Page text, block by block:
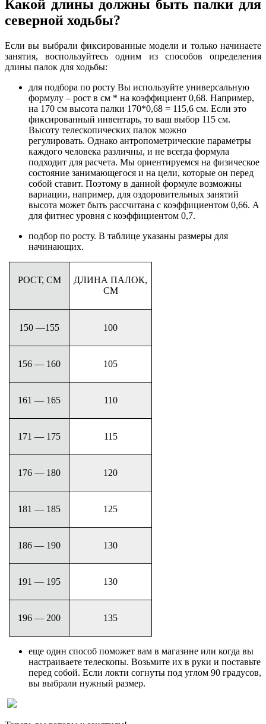
Какой длины должны быть палки для
северной ходьбы?
Если вы выбрали фиксированные модели и только начинаете
занятия, воспользуйтесь одним из способов определения
длины палок для ходьбы:
для подбора по росту Вы используйте универсальную
формулу – рост в см * на коэффициент 0,68. Например,
на 170 см высота палки 170*0,68 = 115,6 см. Если это
фиксированный инвентарь, то ваш выбор 115 см.
Высоту телескопических палок можно
регулировать. Однако антропометрические параметры
каждого человека различны, и не всегда формула
подходит для расчета. Мы ориентируемся на физическое
состояние занимающегося и на цели, которые он перед
собой ставит. Поэтому в данной формуле возможны
вариации, например, для оздоровительных занятий
высота может быть рассчитана с коэффициентом 0,66. А
для фитнес уровня с коэффициентом 0,7.
подбор по росту. В таблице указаны размеры для
начинающих.
РОСТ, СМ
ДЛИНА ПАЛОК,
СМ
150 —155 100
156 — 160 105
161 — 165 110
171 — 175 115
176 — 180 120
181 — 185 125
186 — 190 130
191 — 195 130
196 — 200 135
еще один способ поможет вам в магазине или когда вы
настраиваете телескопы. Возьмите их в руки и поставьте
перед собой. Если локти согнуты под углом 90 градусов,
вы выбрали нужный размер.